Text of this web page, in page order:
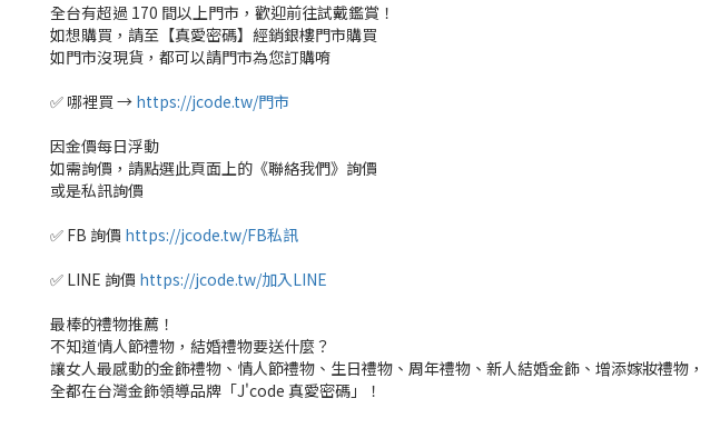
全台有超過 170 間以上門市，歡迎前往試戴鑑賞！
如想購買，請至【真愛密碼】經銷銀樓門市購買
如門市沒現貨，都可以請門市為您訂購唷
✅ 哪裡買 → https://jcode.tw/門市
因金價每日浮動
如需詢價，請點選此頁面上的《聯絡我們》詢價
或是私訊詢價
✅ FB 詢價 https://jcode.tw/FB私訊
✅ LINE 詢價 https://jcode.tw/加入LINE
最棒的禮物推薦！
不知道情人節禮物，結婚禮物要送什麼？
讓女人最感動的金飾禮物、情人節禮物、生日禮物、周年禮物、新人結婚金飾、增添嫁妝禮物，
全都在台灣金飾領導品牌「J'code 真愛密碼」！